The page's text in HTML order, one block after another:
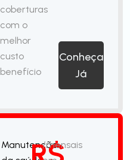
coberturas
com o
melhor
custo
benefício
Conheça
Já
Manutenção/mensais